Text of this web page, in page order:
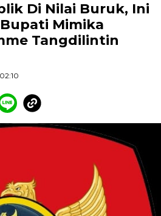
Di Nilai Buruk, Ini
Mimika
Tangdilintin